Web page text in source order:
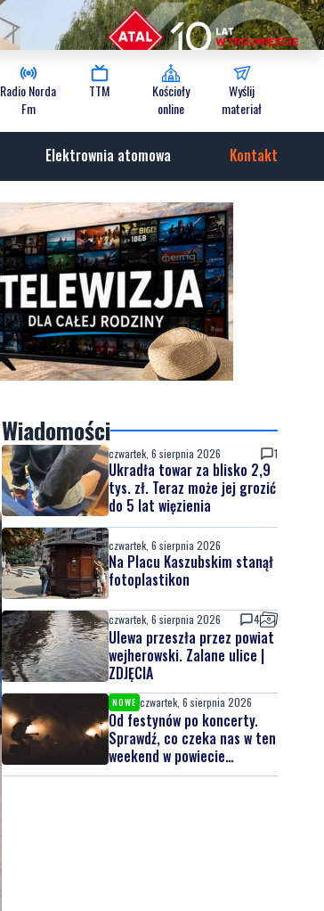
Radio Norda
Fm
TTM
Kościoły
online
Wyślij
materiał
Elektrownia atomowa Kontakt
Wiadomości
czwartek, 6 sierpnia 2026 1
Ukradła towar za blisko 2,9
tys. zł. Teraz może jej grozić
do 5 lat więzienia
czwartek, 6 sierpnia 2026
Na Placu Kaszubskim stanął
fotoplastikon
czwartek, 6 sierpnia 2026 4
Ulewa przeszła przez powiat
wejherowski. Zalane ulice |
ZDJĘCIA
NOWE czwartek, 6 sierpnia 2026
Od festynów po koncerty.
Sprawdź, co czeka nas w ten
weekend w powiecie
lęborskim